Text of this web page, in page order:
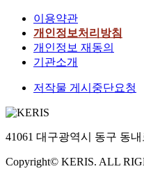
이용약관
개인정보처리방침
개인정보 재동의
기관소개
저작물 게시중단요청
41061 대구광역시 동구 동
Copyright© KERIS. ALL